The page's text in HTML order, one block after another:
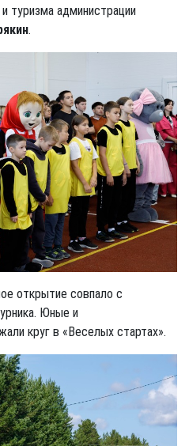
туризма администрации
.
открытие совпало с
Юные и
круг в «Веселых стартах».